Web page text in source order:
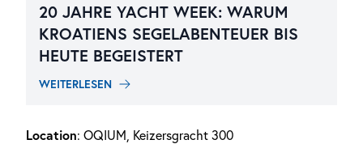
20 JAHRE YACHT WEEK: WARUM
KROATIENS SEGELABENTEUER BIS
HEUTE BEGEISTERT
WEITERLESEN
Location: OQIUM, Keizersgracht 300